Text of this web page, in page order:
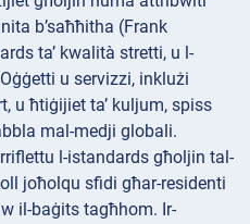
b’saħħitha (Frank
ta’ kwalità stretti, u l-
u servizzi, inklużi
u ħtiġijiet ta’ kuljum, spiss
mal-medji globali.
l-istandards għoljin tal-
joħolqu sfidi għar-residenti
il-baġits tagħhom. Ir-